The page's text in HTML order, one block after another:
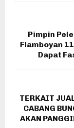
Pimpin
Flamboyan
Dapat
TERKAIT
CABANG
AKAN